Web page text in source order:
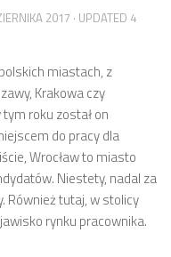
2017 · UPDATED 4
miastach, z
Krakowa czy
roku został on
do pracy dla
Wrocław to miasto
Niestety, nadal za
Również tutaj, w stolicy
rynku pracownika.